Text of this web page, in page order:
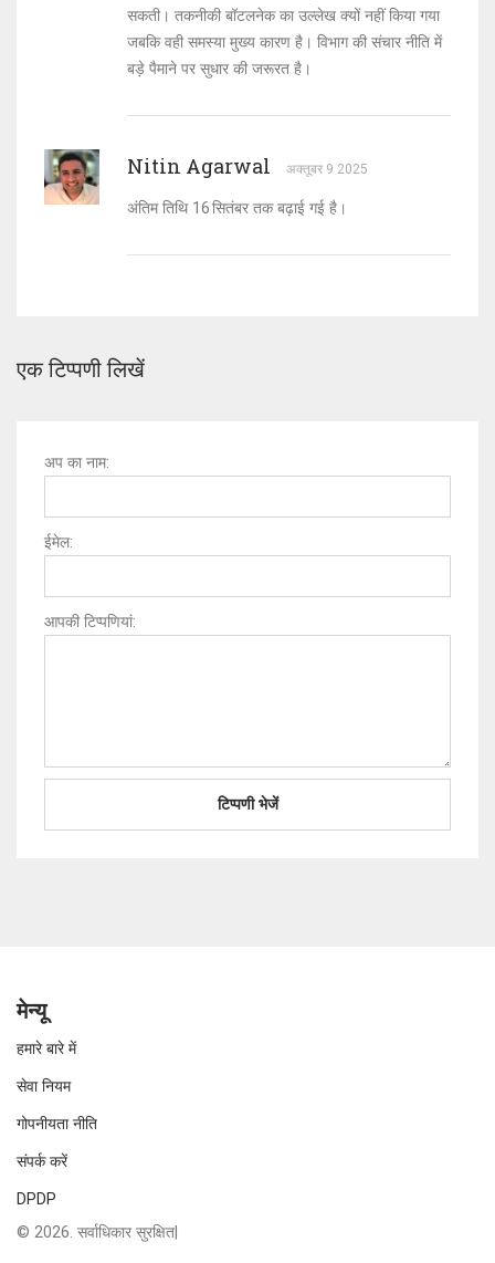
सकती। तकनीकी बॉटलनेक का उल्लेख क्यों नहीं किया गया
जबकि वही समस्या मुख्य कारण है। विभाग की संचार नीति में
बड़े पैमाने पर सुधार की जरूरत है।
Nitin Agarwal अक्तूबर 9 2025
अंतिम तिथि 16 सितंबर तक बढ़ाई गई है।
एक टिप्पणी लिखें
अप का नाम:
ईमेल:
आपकी टिप्पणियां:
मेन्यू
हमारे बारे में
सेवा नियम
गोपनीयता नीति
संपर्क करें
DPDP
© 2026. सर्वाधिकार सुरक्षित|